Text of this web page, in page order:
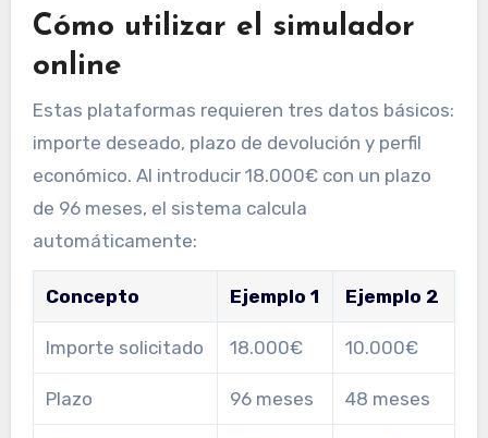
Cómo utilizar el simulador
online
Estas plataformas requieren tres datos básicos:
importe deseado, plazo de devolución y perfil
económico. Al introducir 18.000€ con un plazo
de 96 meses, el sistema calcula
automáticamente:
Concepto Ejemplo 1 Ejemplo 2
Importe solicitado 18.000€ 10.000€
Plazo 96 meses 48 meses